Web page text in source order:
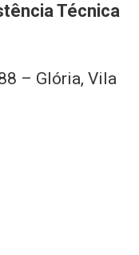
Técnica
– Glória, Vila